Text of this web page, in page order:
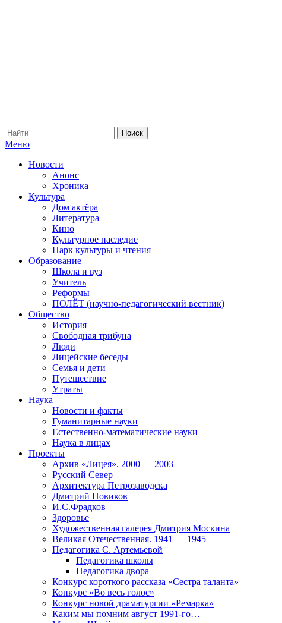
Меню
Новости
Анонс
Хроника
Культура
Дом актёра
Литература
Кино
Культурное наследие
Парк культуры и чтения
Образование
Школа и вуз
Учитель
Реформы
ПОЛЁТ (научно-педагогический вестник)
Общество
История
Свободная трибуна
Люди
Лицейские беседы
Семья и дети
Путешествие
Утраты
Наука
Новости и факты
Гуманитарные науки
Естественно-математические науки
Наука в лицах
Проекты
Архив «Лицея». 2000 — 2003
Русский Север
Архитектура Петрозаводска
Дмитрий Новиков
И.С.Фрадков
Здоровье
Художественная галерея Дмитрия Москина
Великая Отечественная. 1941 — 1945
Педагогика С. Артемьевой
Педагогика школы
Педагогика двора
Конкурс короткого рассказа «Сестра таланта»
Конкурс «Во весь голос»
Конкурс новой драматургии «Ремарка»
Каким мы помним август 1991-го…